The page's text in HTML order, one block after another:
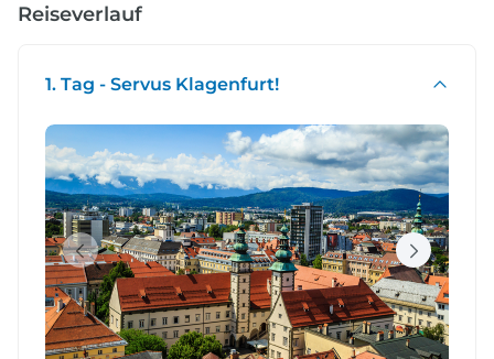
Reiseverlauf
1. Tag - Servus Klagenfurt!